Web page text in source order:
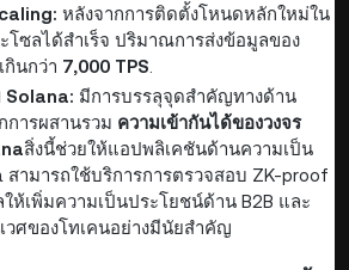
หลังจากการติดตั้งโหนดหลักใหม่ใน
โซลได้สำเร็จ ปริมาณการส่งข้อมูลของ
กินกว่า 7,000 TPS
Solana: มีการบรรลุจุดสำคัญทางด้าน
ารผสานรวม ความเข้ากันได้ของวงจร
สิ่งนี้ช่วยให้แอปพลิเคชันด้านความเป็น
สามารถใช้บริการการตรวจสอบ ZK-proof
ให้เพิ่มความเป็นประโยชน์ด้าน B2B และ
ศของโทเคนอย่างมีนัยสำคัญ